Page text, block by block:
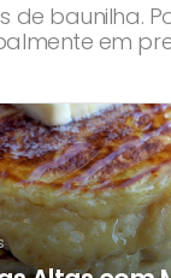
baunilha.
em